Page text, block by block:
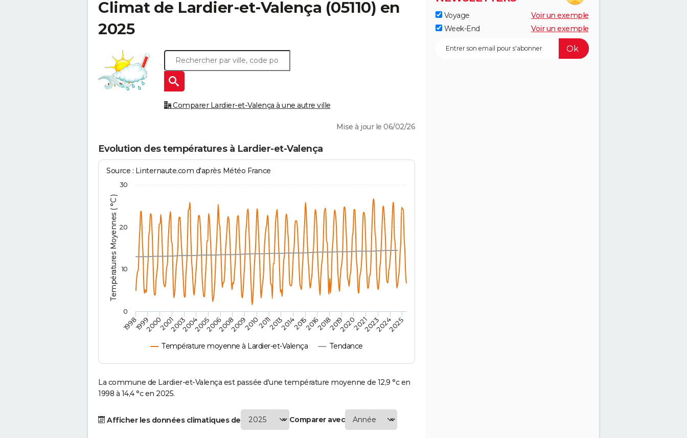
Climat de Lardier-et-Valença (05110) en
2025
Comparer Lardier-et-Valença à une autre ville
Mise à jour le 06/02/26
Evolution des températures à Lardier-et-Valença
Températures Moyennes ( °C )
Source : Linternaute.com d'après Météo France
Température moyenne à Lardier-et-Valença Tendance
1998 2014
199920002001200320042005200620082009201020112013 201520162018201920202021202320242025
0
10
20
30
La commune de Lardier-et-Valença est passée d'une température moyenne de 12,9 °c en
1998 à 14,4 °c en 2025.
Afficher les données climatiques de Comparer avec
Voyage
Voir un exemple
Week-End
Voir un exemple